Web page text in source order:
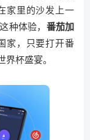
家里的沙发上一
体验， 番茄加
家，只要打开番
杯盛宴。